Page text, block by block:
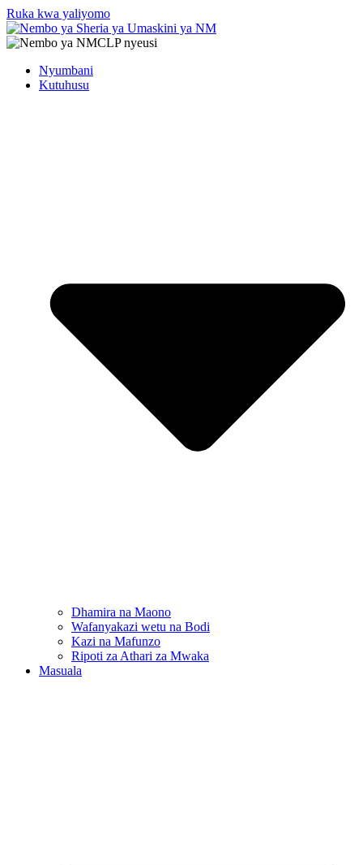
Ruka kwa yaliyomo
Nyumbani
Kutuhusu
Dhamira na Maono
Wafanyakazi wetu na Bodi
Kazi na Mafunzo
Ripoti za Athari za Mwaka
Masuala